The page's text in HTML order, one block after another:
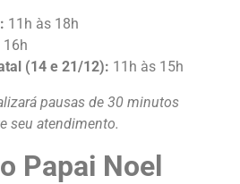
11h às 18h
16h
(14 e 21/12): 11h às 15h
pausas de 30 minutos
seu atendimento.
Papai Noel